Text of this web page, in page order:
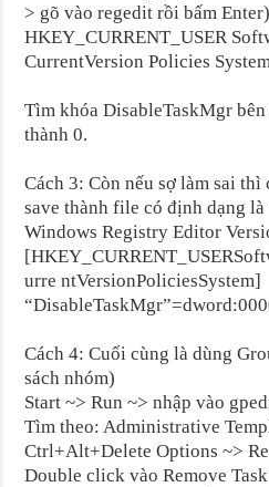
> gõ vào regedit rồi bấm Enter)
HKEY_CURRENT_USER
CurrentVersion Policies
Tìm khóa DisableTaskMgr
thành 0.
Cách 3: Còn nếu sợ làm sai
save thành file có định dạng
Windows Registry Editor
urre ntVersionPoliciesSystem]
Cách 4: Cuối cùng là dùng
sách nhóm)
Start ~> Run ~> nhập vào
Tìm theo: Administrative
Ctrl+Alt+Delete Options ~>
Double click vào Remove